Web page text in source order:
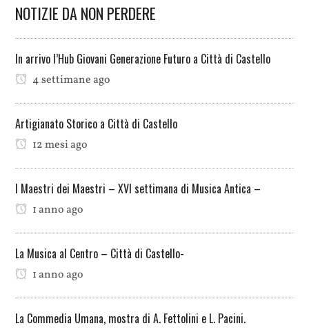
NOTIZIE DA NON PERDERE
In arrivo l’Hub Giovani Generazione Futuro a Città di Castello
4 settimane ago
Artigianato Storico a Città di Castello
12 mesi ago
I Maestri dei Maestri – XVI settimana di Musica Antica –
1 anno ago
La Musica al Centro – Città di Castello-
1 anno ago
La Commedia Umana, mostra di A. Fettolini e L. Pacini.